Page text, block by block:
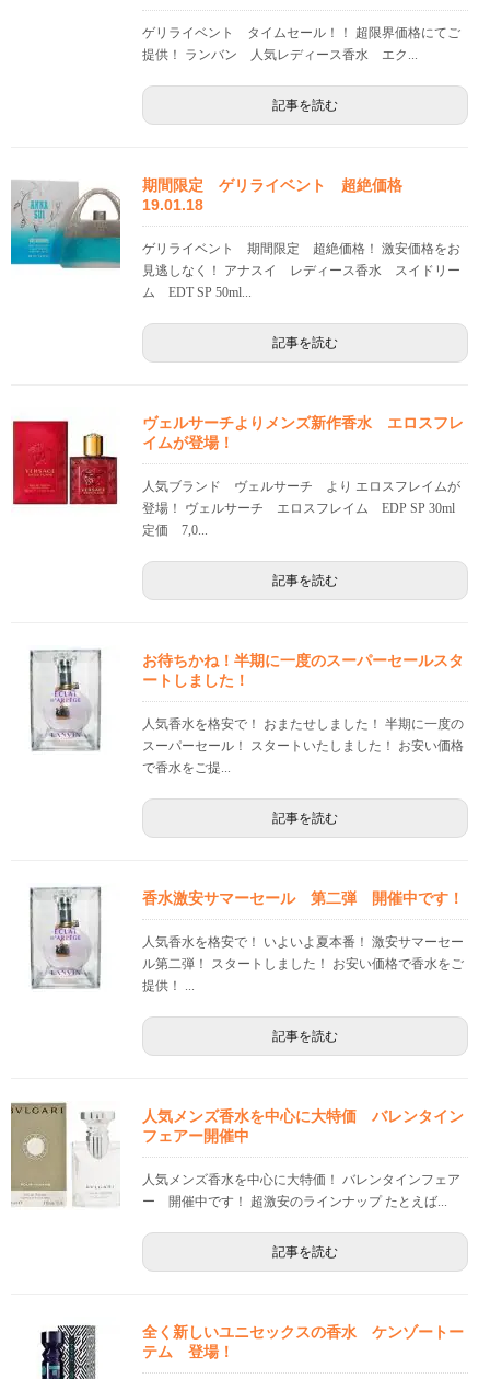
ゲリライベント タイムセール！！ 超限界価格にてご
提供！ ランバン 人気レディース香水 エク...
記事を読む
期間限定 ゲリライベント 超絶価格
19.01.18
ゲリライベント 期間限定 超絶価格！ 激安価格をお
見逃しなく！ アナスイ レディース香水 スイドリー
ム EDT SP 50ml...
記事を読む
ヴェルサーチよりメンズ新作香水 エロスフレ
イムが登場！
人気ブランド ヴェルサーチ より エロスフレイムが
登場！ ヴェルサーチ エロスフレイム EDP SP 30ml
定価 7,0...
記事を読む
お待ちかね！半期に一度のスーパーセールスタ
ートしました！
人気香水を格安で！ おまたせしました！ 半期に一度の
スーパーセール！ スタートいたしました！ お安い価格
で香水をご提...
記事を読む
香水激安サマーセール 第二弾 開催中です！
人気香水を格安で！ いよいよ夏本番！ 激安サマーセー
ル第二弾！ スタートしました！ お安い価格で香水をご
提供！ ...
記事を読む
人気メンズ香水を中心に大特価 バレンタイン
フェアー開催中
人気メンズ香水を中心に大特価！ バレンタインフェア
ー 開催中です！ 超激安のラインナップ たとえば...
記事を読む
全く新しいユニセックスの香水 ケンゾートー
テム 登場！